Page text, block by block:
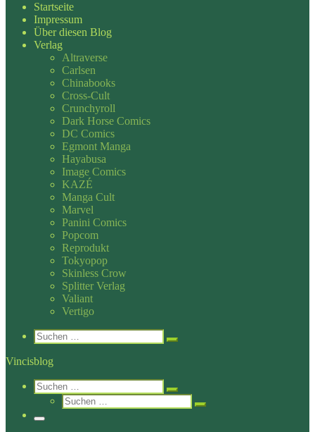
Startseite
Impressum
Über diesen Blog
Verlag
Altraverse
Carlsen
Chinabooks
Cross-Cult
Crunchyroll
Dark Horse Comics
DC Comics
Egmont Manga
Hayabusa
Image Comics
KAZÉ
Manga Cult
Marvel
Panini Comics
Popcom
Reprodukt
Tokyopop
Skinless Crow
Splitter Verlag
Valiant
Vertigo
Search
Suche
Suchen …
Vincisblog
Search
Suche
Suchen …
Suche
Suchen …
Menü